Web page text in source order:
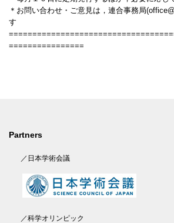
＊お問い合わせ・ご意見は，連合事務局
す
================
Partners
／日本学術会議
／科学オリンピック